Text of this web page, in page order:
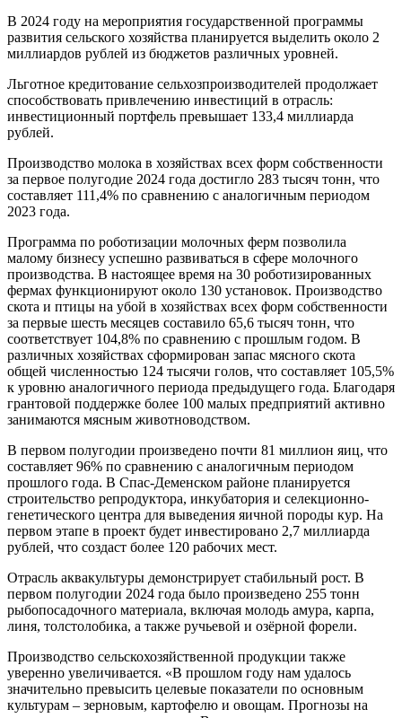
В 2024 году на мероприятия государственной программы
развития сельского хозяйства планируется выделить около 2
миллиардов рублей из бюджетов различных уровней.
Льготное кредитование сельхозпроизводителей продолжает
способствовать привлечению инвестиций в отрасль:
инвестиционный портфель превышает 133,4 миллиарда
рублей.
Производство молока в хозяйствах всех форм собственности
за первое полугодие 2024 года достигло 283 тысяч тонн, что
составляет 111,4% по сравнению с аналогичным периодом
2023 года.
Программа по роботизации молочных ферм позволила
малому бизнесу успешно развиваться в сфере молочного
производства. В настоящее время на 30 роботизированных
фермах функционируют около 130 установок. Производство
скота и птицы на убой в хозяйствах всех форм собственности
за первые шесть месяцев составило 65,6 тысяч тонн, что
соответствует 104,8% по сравнению с прошлым годом. В
различных хозяйствах сформирован запас мясного скота
общей численностью 124 тысячи голов, что составляет 105,5%
к уровню аналогичного периода предыдущего года. Благодаря
грантовой поддержке более 100 малых предприятий активно
занимаются мясным животноводством.
В первом полугодии произведено почти 81 миллион яиц, что
составляет 96% по сравнению с аналогичным периодом
прошлого года. В Спас-Деменском районе планируется
строительство репродуктора, инкубатория и селекционно-
генетического центра для выведения яичной породы кур. На
первом этапе в проект будет инвестировано 2,7 миллиарда
рублей, что создаст более 120 рабочих мест.
Отрасль аквакультуры демонстрирует стабильный рост. В
первом полугодии 2024 года было произведено 255 тонн
рыбопосадочного материала, включая молодь амура, карпа,
линя, толстолобика, а также ручьевой и озёрной форели.
Производство сельскохозяйственной продукции также
уверенно увеличивается. «В прошлом году нам удалось
значительно превысить целевые показатели по основным
культурам – зерновым, картофелю и овощам. Прогнозы на